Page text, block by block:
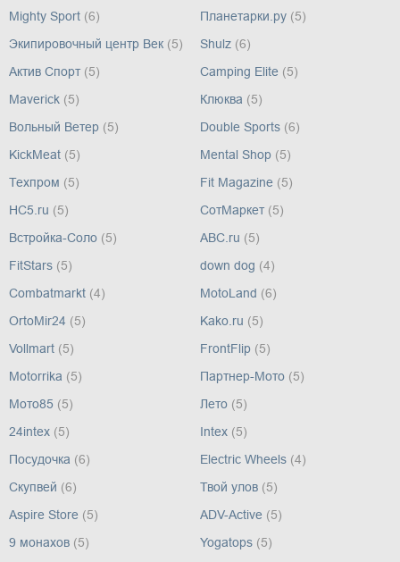
Mighty Sport (6) Планетарки.ру (5)
Экипировочный центр Век (5) Shulz (6)
Актив Спорт (5) Camping Elite (5)
Maverick (5) Клюква (5)
Вольный Ветер (5) Double Sports (6)
KickMeat (5) Mental Shop (5)
Техпром (5) Fit Magazine (5)
HC5.ru (5) СотМаркет (5)
Встройка-Соло (5) ABC.ru (5)
FitStars (5) down dog (4)
Combatmarkt (4) MotoLand (6)
OrtoMir24 (5) Kako.ru (5)
Vollmart (5) FrontFlip (5)
Motorrika (5) Партнер-Мото (5)
Мото85 (5) Лето (5)
24intex (5) Intex (5)
Посудочка (6) Electric Wheels (4)
Скупвей (6) Твой улов (5)
Aspire Store (5) ADV-Active (5)
9 монахов (5) Yogatops (5)